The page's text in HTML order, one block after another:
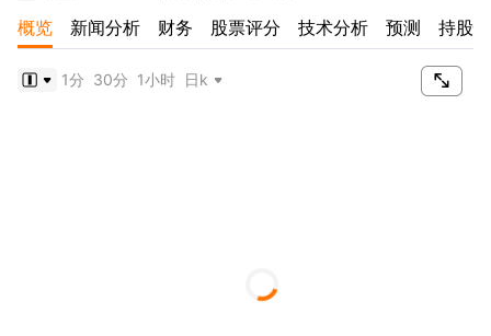
概览 新闻分析 财务 股票评分 技术分析 预测 持股

1分 30分 1小时 日k